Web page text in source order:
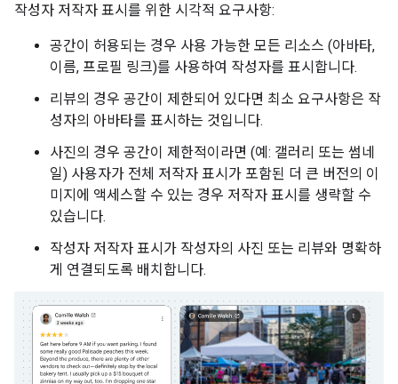
작성자 저작자 표시를 위한 시각적 요구사항:
공간이 허용되는 경우 사용 가능한 모든 리소스 (아바타,
이름, 프로필 링크)를 사용하여 작성자를 표시합니다.
리뷰의 경우 공간이 제한되어 있다면 최소 요구사항은 작
성자의 아바타를 표시하는 것입니다.
사진의 경우 공간이 제한적이라면 (예: 갤러리 또는 썸네
일) 사용자가 전체 저작자 표시가 포함된 더 큰 버전의 이
미지에 액세스할 수 있는 경우 저작자 표시를 생략할 수
있습니다.
작성자 저작자 표시가 작성자의 사진 또는 리뷰와 명확하
게 연결되도록 배치합니다.